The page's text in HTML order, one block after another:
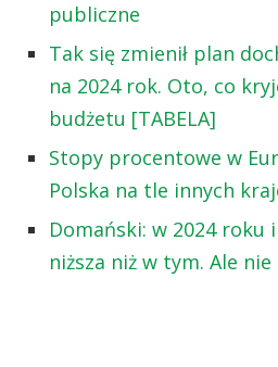
publiczne
Tak się zmienił plan
na 2024 rok. Oto, co
budżetu [TABELA]
Stopy procentowe w
Polska na tle innych
Domański: w 2024 roku
niższa niż w tym. Ale